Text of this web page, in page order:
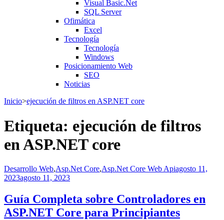
Visual Basic.Net
SQL Server
Ofimática
Excel
Tecnología
Tecnología
Windows
Posicionamiento Web
SEO
Noticias
Inicio>ejecución de filtros en ASP.NET core
Etiqueta: ejecución de filtros
en ASP.NET core
Desarrollo Web,Asp.Net Core,Asp.Net Core Web Apiagosto 11,
2023agosto 11, 2023
Guía Completa sobre Controladores en
ASP.NET Core para Principiantes